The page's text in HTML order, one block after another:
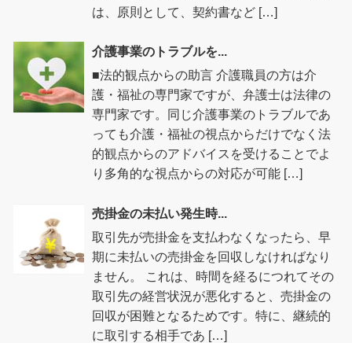
は、原則として、契約書など […]
介護事業のトラブルを...
■法的観点からの助言 介護職員の方は介
護・福祉の専門家ですが、弁護士は法律の
専門家です。同じ介護事業のトラブルであ
っても介護・福祉の視点からだけでなく法
的観点からのアドバイスを受けることでよ
り多角的な視点からの対応が可能 […]
売掛金の未払い発生時...
取引先が売掛金を支払わなくなったら、早
期に未払いの売掛金を回収しなければなり
ません。 これは、時間を経るにつれてその
取引先の経営状況が悪化すると、売掛金の
回収が困難となるためです。特に、継続的
に取引する相手であ […]